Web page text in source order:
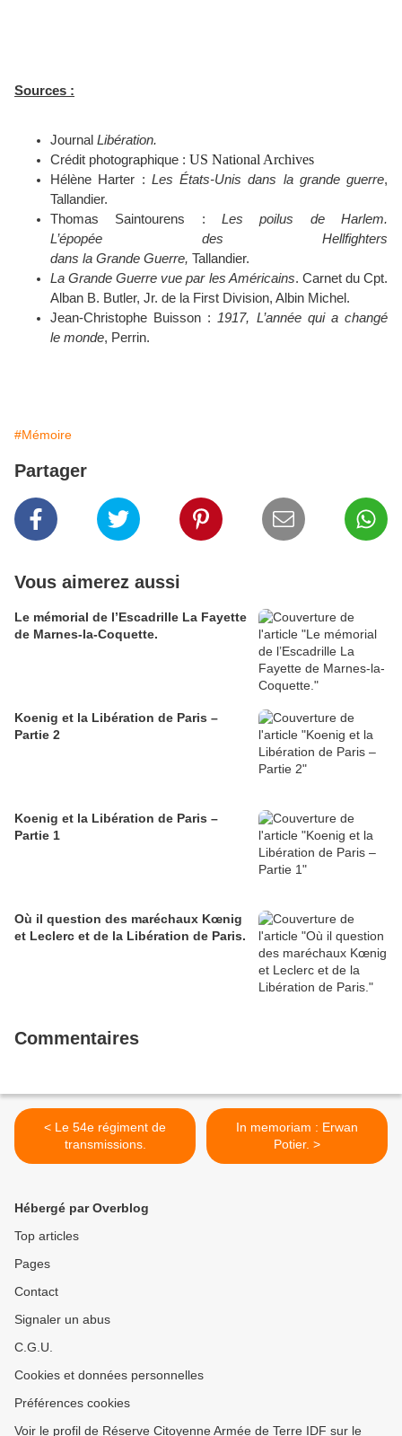
Sources :
Journal Libération.
Crédit photographique : US National Archives
Hélène Harter : Les États-Unis dans la grande guerre,
Tallandier.
Thomas Saintourens : Les poilus de Harlem.
L’épopée des Hellfighters
dans la Grande Guerre, Tallandier.
La Grande Guerre vue par les Américains. Carnet du Cpt.
Alban B. Butler, Jr. de la First Division, Albin Michel.
Jean-Christophe Buisson : 1917, L’année qui a changé
le monde, Perrin.
#Mémoire
Partager
Vous aimerez aussi
Le mémorial de l’Escadrille La Fayette
de Marnes-la-Coquette.
Koenig et la Libération de Paris –
Partie 2
Koenig et la Libération de Paris –
Partie 1
Où il question des maréchaux Kœnig
et Leclerc et de la Libération de Paris.
Commentaires
< Le 54e régiment de
transmissions.
In memoriam : Erwan
Potier. >
Hébergé par Overblog
Top articles
Pages
Contact
Signaler un abus
C.G.U.
Cookies et données personnelles
Préférences cookies
Voir le profil de Réserve Citoyenne Armée de Terre IDF sur le